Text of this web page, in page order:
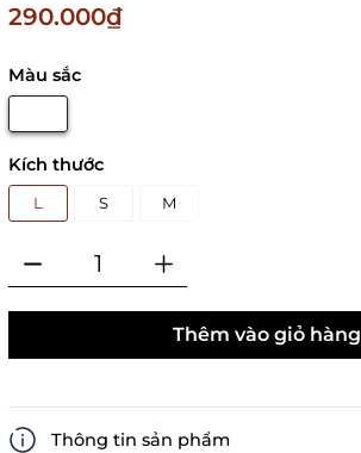
290.000₫
Màu sắc
Kích thước
L S M
Thêm vào giỏ hàng
Thông tin sản phẩm